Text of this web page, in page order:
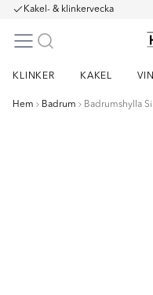
Kakel- & klinkervecka
KLINKER KAKEL
Hem Badrum Badrumshylla